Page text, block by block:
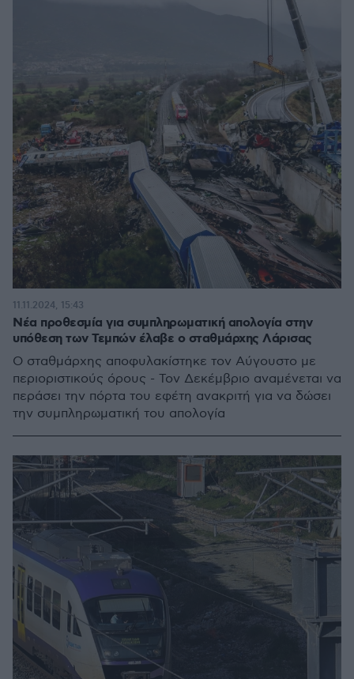
Νέα προθεσμία για συμπληρωματική απολογία στην
υπόθεση των Τεμπών έλαβε ο σταθμάρχης Λάρισας
Ο σταθμάρχης αποφυλακίστηκε τον Αύγουστο με
περιοριστικούς όρους - Τον Δεκέμβριο αναμένεται να
περάσει την πόρτα του εφέτη ανακριτή για να δώσει
την συμπληρωματική του απολογία
11.11.2024, 15:43